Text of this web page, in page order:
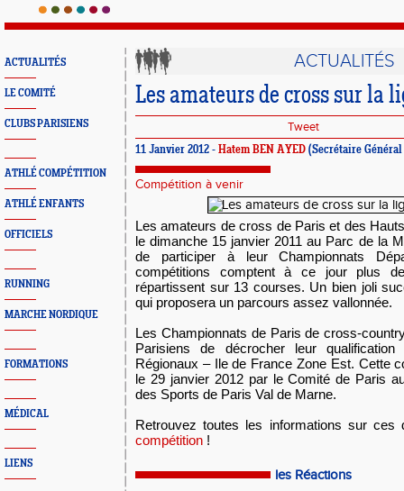
ACTUALITÉS
LE COMITÉ
CLUBS PARISIENS
ATHLÉ COMPÉTITION
ATHLÉ ENFANTS
OFFICIELS
RUNNING
MARCHE NORDIQUE
FORMATIONS
MÉDICAL
LIENS
ACTUALITÉS
Les amateurs de cross sur la
Tweet
11 Janvier 2012 - Hatem BEN AYED (Secrétaire
Compétition à venir
Les amateurs de cross de Paris et des
le dimanche 15 janvier 2011 au Parc de la
de participer à leur Championnats
compétitions comptent à ce jour plus
répartissent sur 13 courses. Un bien joli
qui proposera un parcours assez vallonnée.
Les Championnats de Paris de cross-
Parisiens de décrocher leur
Régionaux – Ile de France Zone Est. Cette
le 29 janvier 2012 par le Comité de Paris
des Sports de Paris Val de Marne.
Retrouvez toutes les informations sur
compétition !
les Réactions